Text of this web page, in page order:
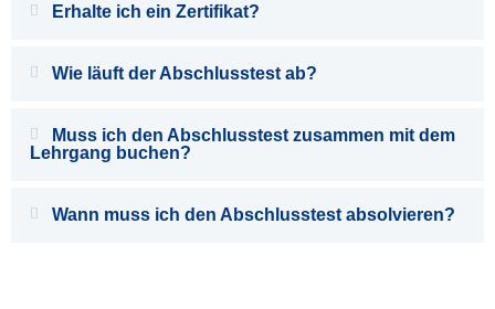
Erhalte ich ein Zertifikat?
Wie läuft der Abschlusstest ab?
Muss ich den Abschlusstest zusammen mit dem
Lehrgang buchen?
Wann muss ich den Abschlusstest absolvieren?